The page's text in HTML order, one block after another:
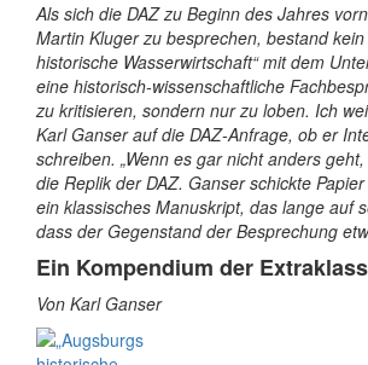
Als sich die DAZ zu Beginn des Jahres
Martin Kluger zu besprechen, bestand
historische Wasserwirtschaft“ mit dem
eine historisch-wissenschaftliche
zu kritisieren, sondern nur zu loben. Ich
Karl Ganser auf die DAZ-Anfrage, ob er
schreiben. „Wenn es gar nicht anders
die Replik der DAZ. Ganser schickte
ein klassisches Manuskript, das lange auf
dass der Gegenstand der Besprechung
Ein Kompendium der
Von Karl Ganser